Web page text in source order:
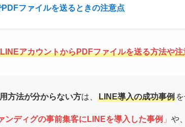
ファイルを送るときの注意点
アカウントからPDFファイルを送る方法や注
方法が分からない方は、 LINE導入の成功事例
ンディグの事前集客にLINEを導入した事例 」 や、